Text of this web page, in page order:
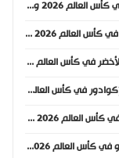
موعد مباراة بلجيكا ومصر في كأس العالم 2026 والقنوات الناقلة
موعد مباراة السويد وتونس في كأس العالم 2026 والقنوات الناقلة
موعد مباراة إسبانيا والرأس الأخضر في كأس العالم 2026 والقنوات الناقلة
موعد مباراة ساحل العاج والإكوادور في كأس العالم 2026 والقنوات الناقلة
موعد مباراة أستراليا وتركيا في كأس العالم 2026 والقنوات الناقلة
موعد مباراة ألمانيا وكوراساو في كأس العالم 2026 والقنوات الناقلة